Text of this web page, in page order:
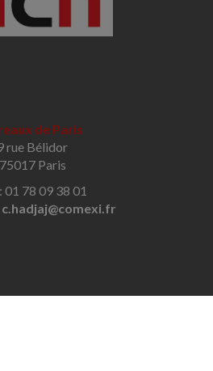
de Paris
rue Bélidor
75017 Paris
01 78 09 38 01
c.hadjaj@comexi.fr